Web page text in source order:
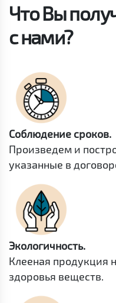
Что Вы
с нами?
Соблюдение сроков.
Произведем и
указанные в
Экологичность.
Клееная продукция
здоровья веществ.